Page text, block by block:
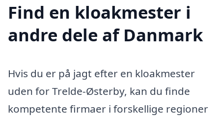
Find en kloakmester i
andre dele af Danmark
Hvis du er på jagt efter en kloakmester
uden for Trelde-Østerby, kan du finde
kompetente firmaer i forskellige regioner